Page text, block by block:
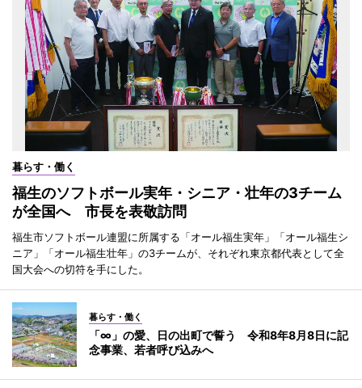
暮らす・働く
福生のソフトボール実年・シニア・壮年の3チーム
が全国へ 市長を表敬訪問
福生市ソフトボール連盟に所属する「オール福生実年」「オール福生シ
ニア」「オール福生壮年」の3チームが、それぞれ東京都代表として全
国大会への切符を手にした。
暮らす・働く
「∞」の愛、日の出町で誓う 令和8年8月8日に記
念事業、若者呼び込みへ